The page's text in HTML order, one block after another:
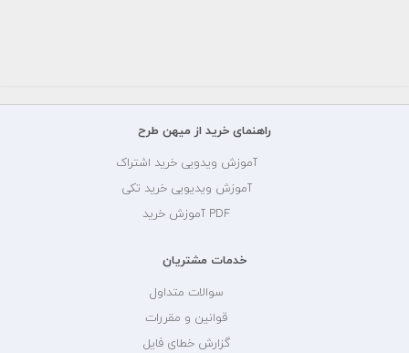
راهنمای خرید از میهن طرح
آموزش ویدویی خرید اشتراک
آموزش ویدیویی خرید تکی
PDF آموزش خرید
خدمات مشتریان
سوالات متداول
قوانین و مقررات
گزارش خطای فایل